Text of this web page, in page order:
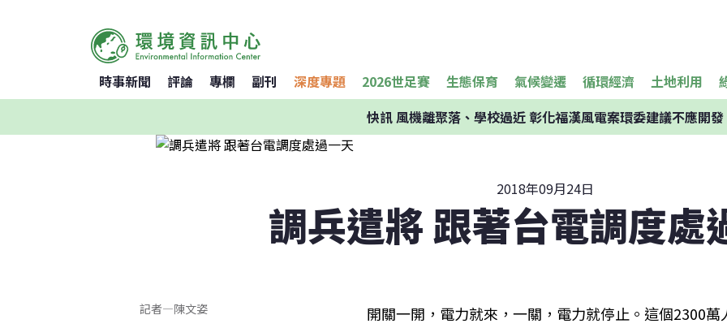
時事新聞 評論 專欄 副刊 深度專題 2026世足賽 生態保育 氣候變遷 循環經濟 土地利用
快訊風機離聚落、學校過近 彰化福漢風電案環委建議不應開發
2018年09月24日
調兵遣將 跟著台電調度處
記者—陳文姿
開關一開，電力就來，一關，電力就停止。這個2300